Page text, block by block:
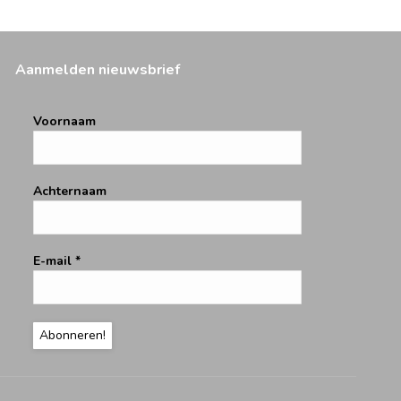
Aanmelden nieuwsbrief
Voornaam
Achternaam
E-mail *